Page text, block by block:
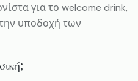
για το welcome drink,
υποδοχή των